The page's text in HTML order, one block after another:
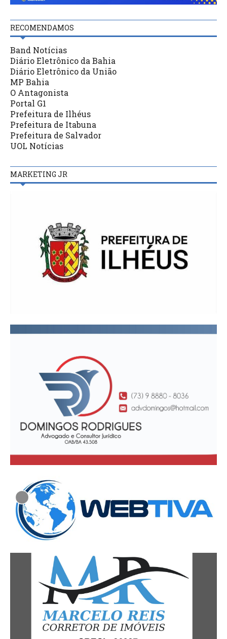
RECOMENDAMOS
Band Notícias
Diário Eletrônico da Bahia
Diário Eletrônico da União
MP Bahia
O Antagonista
Portal G1
Prefeitura de Ilhéus
Prefeitura de Itabuna
Prefeitura de Salvador
UOL Notícias
MARKETING JR